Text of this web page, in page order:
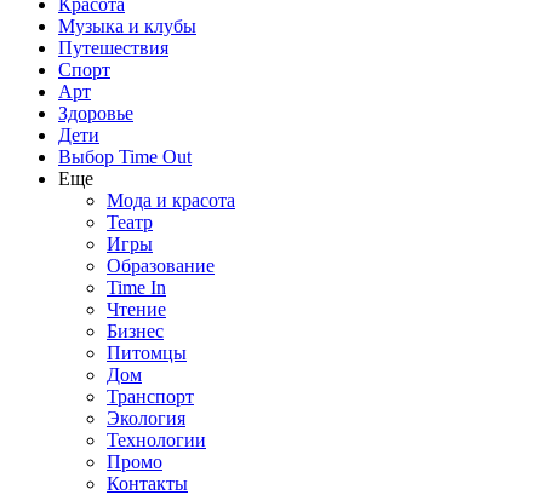
Красота
Музыка и клубы
Путешествия
Спорт
Арт
Здоровье
Дети
Выбор Time Out
Еще
Мода и красота
Театр
Игры
Образование
Time In
Чтение
Бизнес
Питомцы
Дом
Транспорт
Экология
Технологии
Промо
Контакты